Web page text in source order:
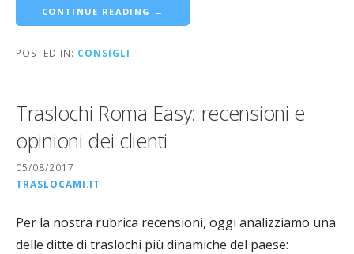
CONTINUE READING →
POSTED IN: CONSIGLI
Traslochi Roma Easy: recensioni e
opinioni dei clienti
05/08/2017
TRASLOCAMI.IT
Per la nostra rubrica recensioni, oggi analizziamo una
delle ditte di traslochi più dinamiche del paese: